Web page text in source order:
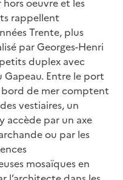
rappellent
Trente, plus
par Georges-Henri
duplex avec
Entre le port
bord de mer comptent
vestiaires, un
accède par un axe
ou par les
mosaïques en